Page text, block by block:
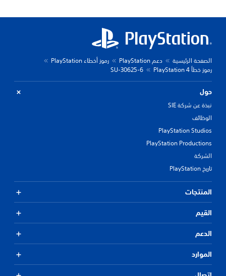
الصفحة الرئيسية دعم PlayStation
رموز أخطاء PlayStation
رموز خطأ PlayStation 4
SU-30625-6
حول
نبذة عن شركة SIE
الوظائف
PlayStation Studios
PlayStation Productions
الشركة
تاريخ PlayStation
المنتجات
القيم
الدعم
الموارد